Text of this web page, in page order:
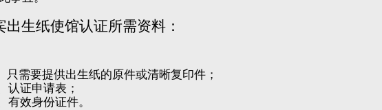
出生纸使馆认证所需资料：
只需要提供出生纸的原件或清晰复印件；
认证申请表；
有效身份证件。